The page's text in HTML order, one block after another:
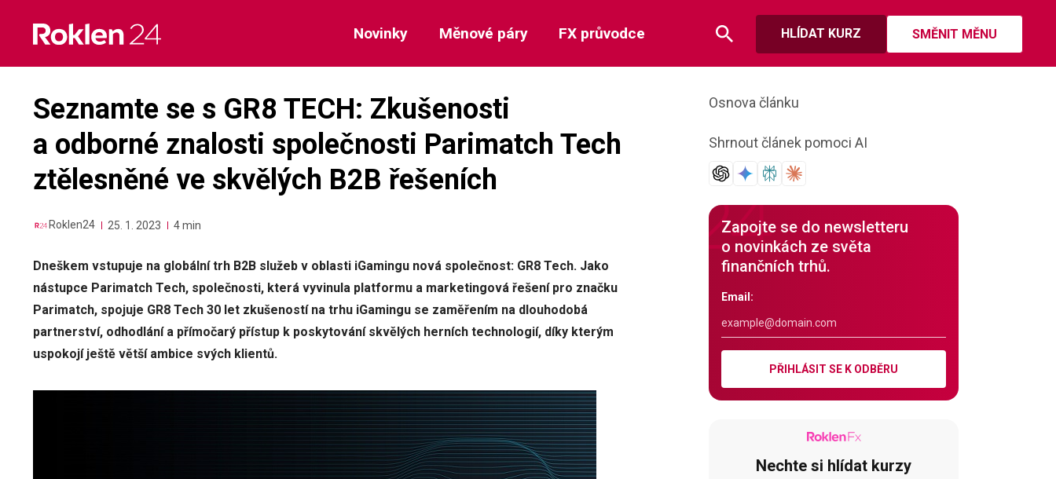
content
HLÍDAT KURZ SMĚNIT MĚNU
Novinky Měnové páry FX průvodce
Seznamte se s GR8 TECH: Zkušenosti
a odborné znalosti společnosti Parimatch Tech
ztělesněné ve skvělých B2B řešeních
Roklen24 25. 1. 2023 4 min
Dneškem vstupuje na globální trh B2B služeb v oblasti iGamingu nová společnost: GR8 Tech. Jako
nástupce Parimatch Tech, společnosti, která vyvinula platformu a marketingová řešení pro značku
Parimatch, spojuje GR8 Tech 30 let zkušeností na trhu iGamingu se zaměřením na dlouhodobá
partnerství, odhodlání a přímočarý přístup k poskytování skvělých herních technologií, díky kterým
uspokojí ještě větší ambice svých klientů.
Osnova článku
Shrnout článek pomoci AI
Zapojte se do newsletteru
o novinkách ze světa
finančních trhů.
Email:
PŘIHLÁSIT SE K ODBĚRU
Nechte si hlídat kurzy